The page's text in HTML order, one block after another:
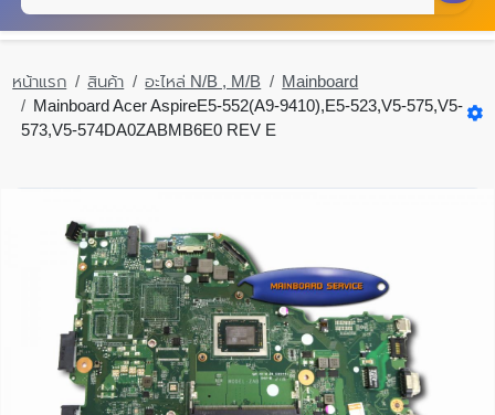
หน้าแรก สินค้า อะไหล่ N/B , M/B
Mainboard
Mainboard Acer AspireE5-552(A9-9410),E5-523,V5-575,V5-
573,V5-574DA0ZABMB6E0 REV E